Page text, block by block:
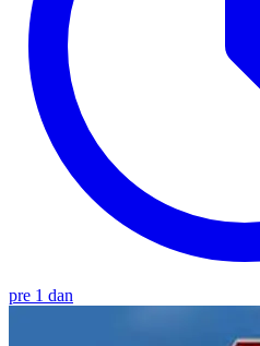
pre 1 dan